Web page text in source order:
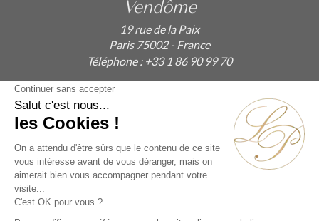
Vendôme
19 rue de la Paix
Paris 75002 - France
Téléphone :+33 1 86 90 99 70
ABONNEZ-VOUS À NOTRE NEWSLETTER
Alternative: